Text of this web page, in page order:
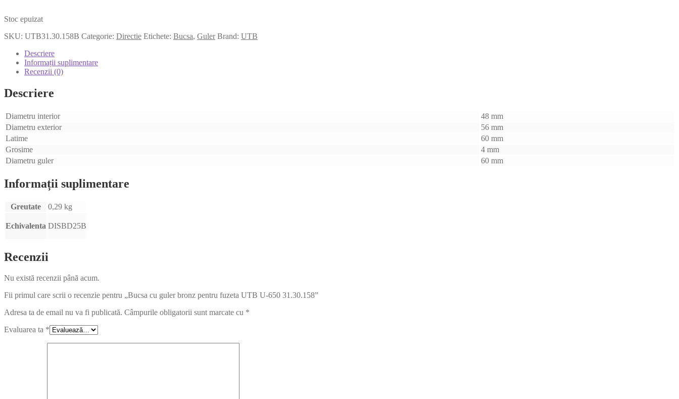
Stoc epuizat
SKU: UTB31.30.158B Categorie: Directie Etichete: Bucsa, Guler Brand: UTB
Descriere
Informații suplimentare
Recenzii (0)
Descriere
Diametru interior
48 mm
Diametru exterior
56 mm
Latime
60 mm
Grosime
4 mm
Diametru guler
60 mm
Informații suplimentare
Greutate 0,29 kg
Echivalenta DISBD25B
Recenzii
Nu există recenzii până acum.
Fii primul care scrii o recenzie pentru „Bucsa cu guler bronz pentru fuzeta UTB U-650 31.30.158”
Adresa ta de email nu va fi publicată. Câmpurile obligatorii sunt marcate cu *
Evaluarea ta *